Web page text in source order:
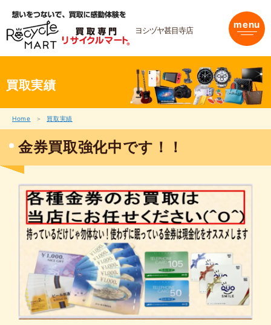
を
ス
ヨシヅヤ甚目寺店 menu
買取実績
Home 買取実績
金券買取強化中です！！